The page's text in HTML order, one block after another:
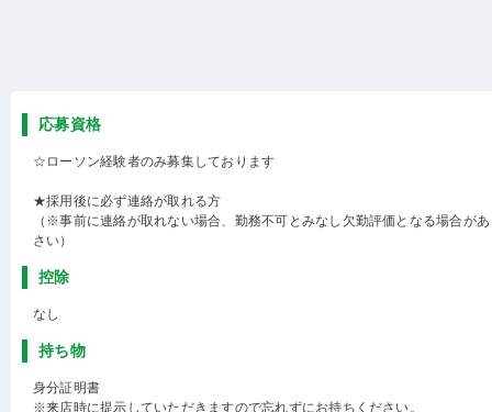
応募資格
☆ローソン経験者のみ募集しております
★採用後に必ず連絡が取れる方
（※事前に連絡が取れない場合、勤務不可とみなし欠勤評価となる場合が
さい）
控除
なし
持ち物
身分証明書
※来店時に提示していただきますので忘れずにお持ちください。